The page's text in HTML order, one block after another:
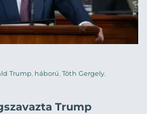
Trump háború Tóth Gergely
Trump